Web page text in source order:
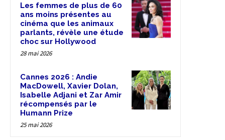
Les femmes de plus de 60
ans moins présentes au
cinéma que les animaux
parlants, révèle une étude
choc sur Hollywood
28 mai 2026
Cannes 2026 : Andie
MacDowell, Xavier Dolan,
Isabelle Adjani et Zar Amir
récompensés par le
Humann Prize
25 mai 2026